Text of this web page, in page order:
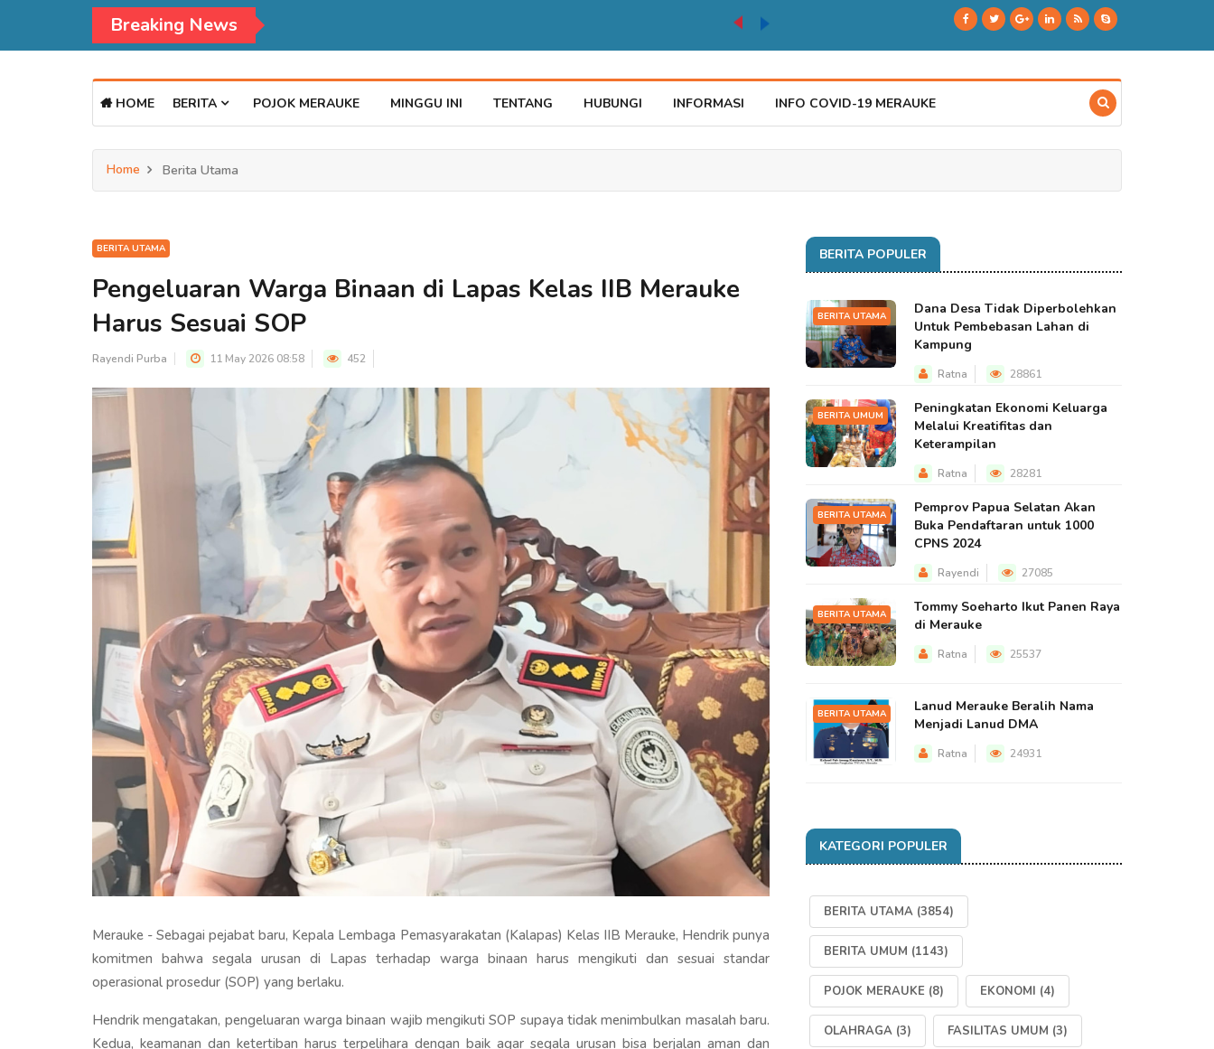
Breaking News
HOME BERITA POJOK MERAUKE MINGGU INI TENTANG HUBUNGI INFORMASI INFO COVID-19 MERAUKE
Home Berita Utama
BERITA UTAMA
Pengeluaran Warga Binaan di Lapas Kelas IIB Merauke
Harus Sesuai SOP
Rayendi Purba 11 May 2026 08:58 452
Merauke - Sebagai pejabat baru, Kepala Lembaga Pemasyarakatan (Kalapas) Kelas IIB Merauke, Hendrik punya
komitmen bahwa segala urusan di Lapas terhadap warga binaan harus mengikuti dan sesuai standar
operasional prosedur (SOP) yang berlaku.
Hendrik mengatakan, pengeluaran warga binaan wajib mengikuti SOP supaya tidak menimbulkan masalah baru.
Kedua, keamanan dan ketertiban harus terpelihara dengan baik agar segala urusan bisa berjalan aman dan
BERITA POPULER
BERITA UTAMA
Dana Desa Tidak Diperbolehkan
Untuk Pembebasan Lahan di
Kampung
Ratna 28861
BERITA UMUM
Peningkatan Ekonomi Keluarga
Melalui Kreatifitas dan
Keterampilan
Ratna 28281
BERITA UTAMA
Pemprov Papua Selatan Akan
Buka Pendaftaran untuk 1000
CPNS 2024
Rayendi 27085
BERITA UTAMA
Tommy Soeharto Ikut Panen Raya
di Merauke
Ratna 25537
BERITA UTAMA
Lanud Merauke Beralih Nama
Menjadi Lanud DMA
Ratna 24931
KATEGORI POPULER
BERITA UTAMA (3854)
BERITA UMUM (1143)
POJOK MERAUKE (8) EKONOMI (4)
OLAHRAGA (3) FASILITAS UMUM (3)